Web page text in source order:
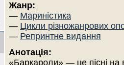
Жанр:
— Мариністика
— Цикли різножанрових
— Репринтне видання
Анотація:
«Баркароли» — це пісні на